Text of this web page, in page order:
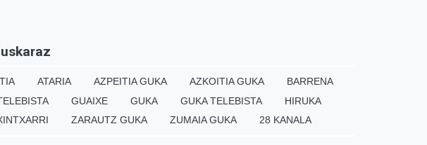
ATARIA AZPEITIA GUKA AZKOITIA GUKA
BARRENA
GUAIXE GUKA GUKA TELEBISTA
HIRUKA
ZARAUTZ GUKA ZUMAIA GUKA 28 KANALA